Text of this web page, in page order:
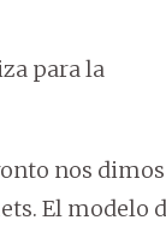
para la
nos dimos
El modelo